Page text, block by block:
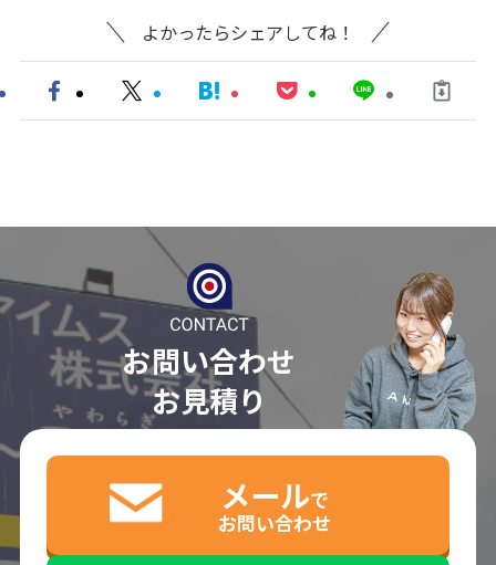
よかったらシェアしてね！
お問い合わせ
お見積り
メールで
お問い合わせ